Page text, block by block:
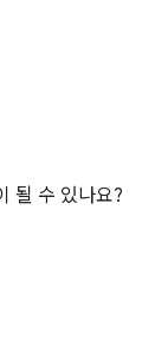
될 수 있나요?